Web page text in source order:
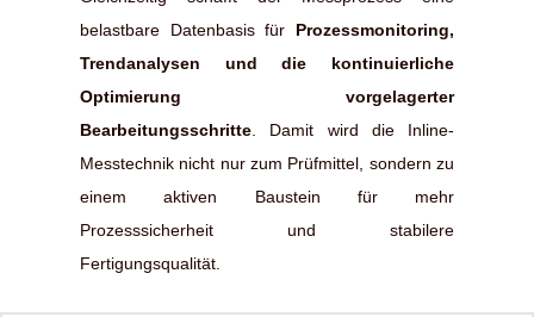
belastbare Datenbasis für Prozessmonitoring,
Trendanalysen und die kontinuierliche
Optimierung vorgelagerter
Bearbeitungsschritte . Damit wird die Inline-
Messtechnik nicht nur zum Prüfmittel, sondern zu
einem aktiven Baustein für mehr
Prozesssicherheit und stabilere
Fertigungsqualität.